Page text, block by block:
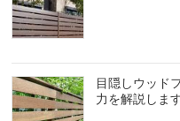
目隠しウッド
力を解説しま